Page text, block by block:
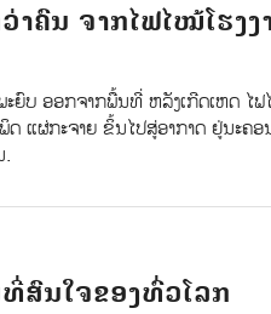
ຄົນ ຈາກໄຟໄໝ້ໂຮງງ
ຍົບ ອອກຈາກພື້ນທີ່ ຫລັງເກີດເຫດ ໄຟ
ແຜ່ກະຈາຍ ຂິ້ນໄປສູ່ອາກາດ ຢູ່ນະຄ
.
ສົນໃຈຂອງທົ່ວໂລກ